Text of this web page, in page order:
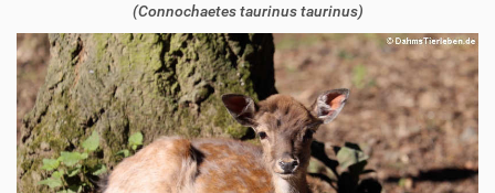
(Connochaetes taurinus taurinus)